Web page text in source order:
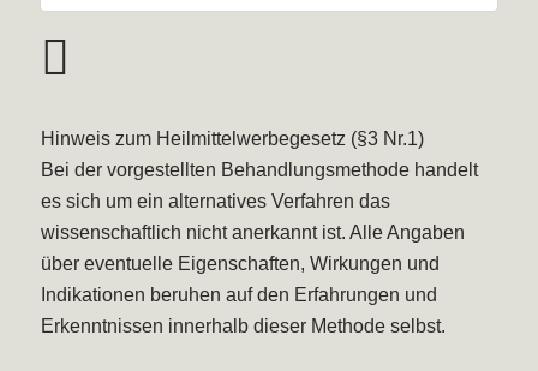
Hinweis zum Heilmittelwerbegesetz (§3 Nr.1)
Bei der vorgestellten Behandlungsmethode handelt
es sich um ein alternatives Verfahren das
wissenschaftlich nicht anerkannt ist. Alle Angaben
über eventuelle Eigenschaften, Wirkungen und
Indikationen beruhen auf den Erfahrungen und
Erkenntnissen innerhalb dieser Methode selbst.